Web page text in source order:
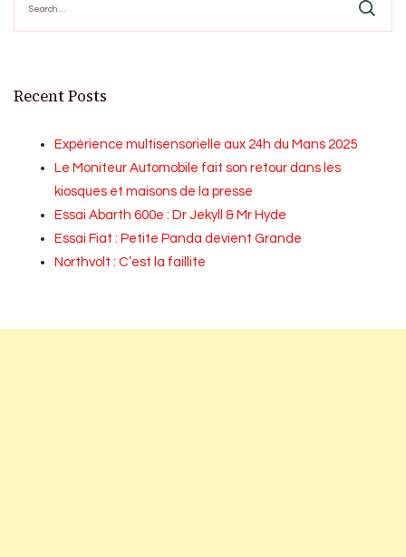
for:
Recent Posts
Expérience multisensorielle aux 24h du Mans 2025
Le Moniteur Automobile fait son retour dans les
kiosques et maisons de la presse
Essai Abarth 600e : Dr Jekyll & Mr Hyde
Essai Fiat : Petite Panda devient Grande
Northvolt : C’est la faillite